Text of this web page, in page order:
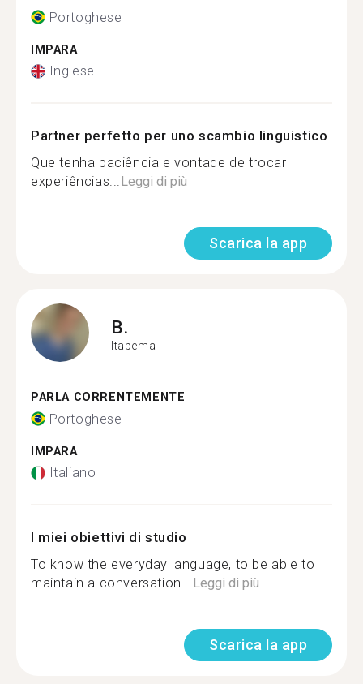
Portoghese
IMPARA
Inglese
Partner perfetto per uno scambio linguistico
Que tenha paciência e vontade de trocar
experiências...Leggi di più
Scarica la app
B.
Itapema
PARLA CORRENTEMENTE
Portoghese
IMPARA
Italiano
I miei obiettivi di studio
To know the everyday language, to be able to
maintain a conversation...Leggi di più
Scarica la app